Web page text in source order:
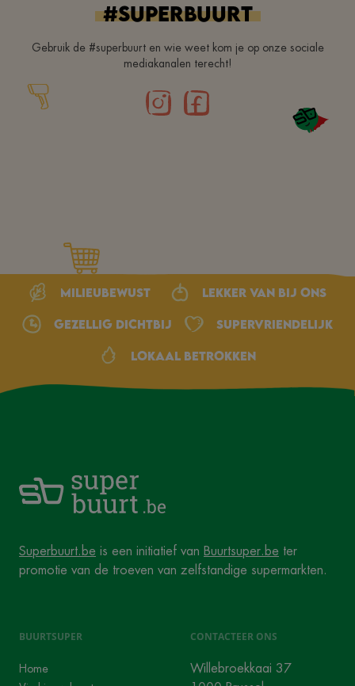
#superbuurt
Gebruik de #superbuurt en wie weet kom je op onze sociale
mediakanalen terecht!
Milieubewust Lekker van bij ons
Gezellig dichtbij Supervriendelijk
Lokaal betrokken
Superbuurt.be is een initiatief van Buurtsuper.be ter
promotie van de troeven van zelfstandige supermarkten.
BUURTSUPER
Home
CONTACTEER ONS
Willebroekkaai 37